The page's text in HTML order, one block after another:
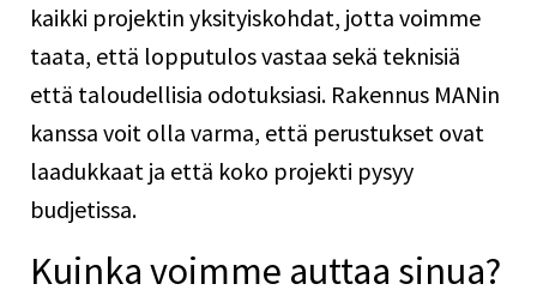
kaikki projektin yksityiskohdat, jotta voimme
taata, että lopputulos vastaa sekä teknisiä
että taloudellisia odotuksiasi. Rakennus MANin
kanssa voit olla varma, että perustukset ovat
laadukkaat ja että koko projekti pysyy
budjetissa.
Kuinka voimme auttaa sinua?